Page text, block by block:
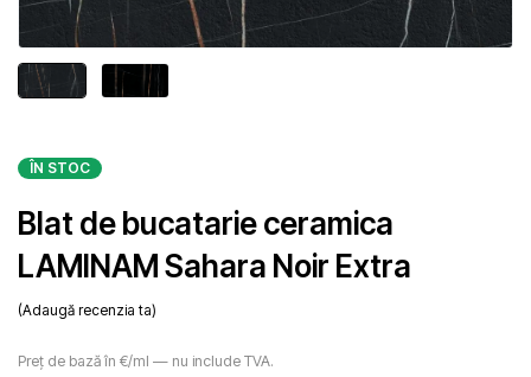
ÎN STOC
Blat de bucatarie ceramica
LAMINAM Sahara Noir Extra
Adaugă recenzia ta
Preț de bază în €/ml — nu include TVA.